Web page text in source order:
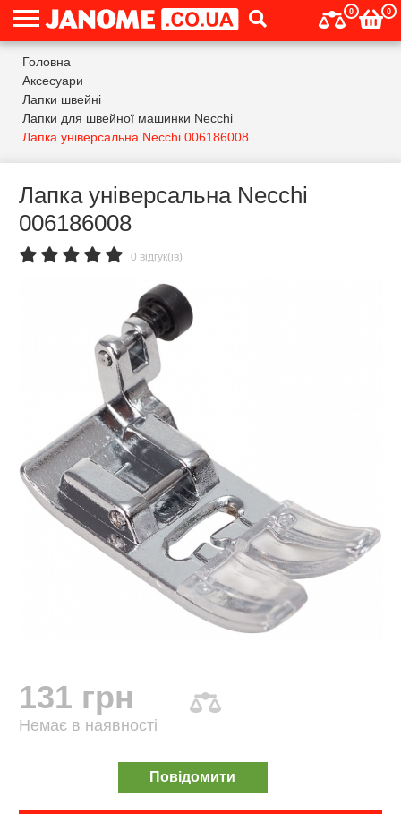
0 0
Головна
Аксесуари
Лапки швейні
Лапки для швейної машинки Necchi
Лапка універсальна Necchi 006186008
Лапка універсальна Necchi
006186008
0 відгук(ів)
131 грн
Немає в наявності
Повідомити